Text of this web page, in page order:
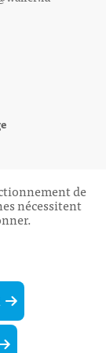
de
nécessitent